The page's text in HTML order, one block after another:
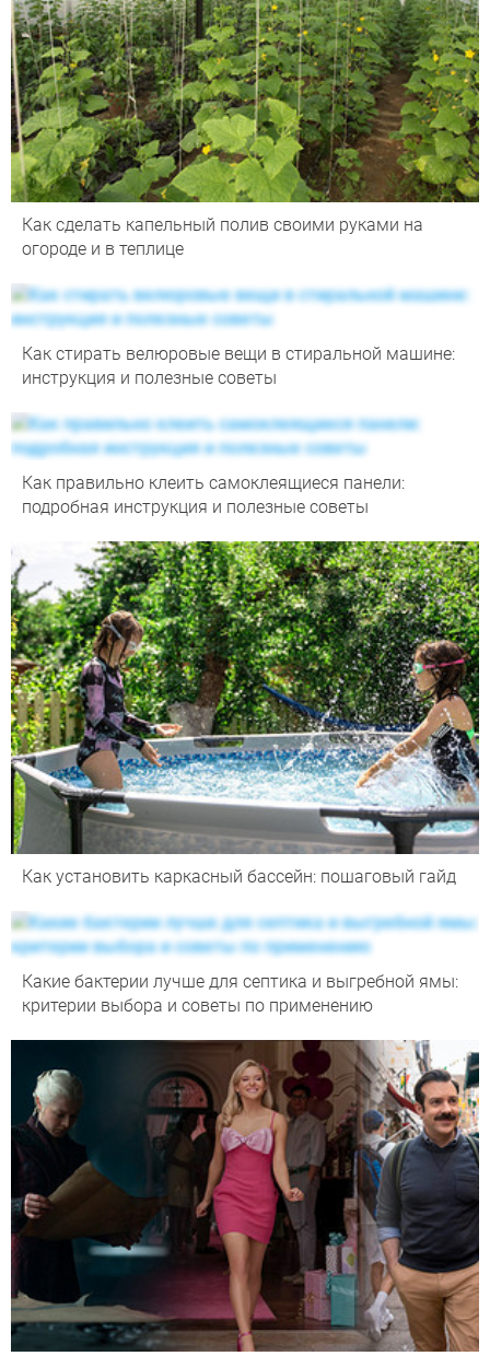
Как сделать капельный полив своими руками на
огороде и в теплице
Как стирать велюровые вещи в стиральной машине:
инструкция и полезные советы
Как правильно клеить самоклеящиеся панели:
подробная инструкция и полезные советы
Как установить каркасный бассейн: пошаговый гайд
Какие бактерии лучше для септика и выгребной ямы:
критерии выбора и советы по применению